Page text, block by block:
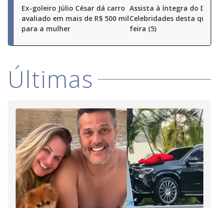
Ex-goleiro Júlio César dá carro
avaliado em mais de R$ 500 mil
para a mulher
Assista à íntegra do
Celebridades desta
feira (5)
Últimas